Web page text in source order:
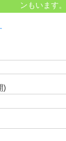
ンもいます。
)